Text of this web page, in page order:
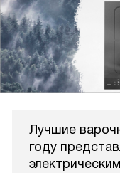
Лучшие
году